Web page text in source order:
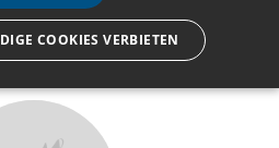
COOKIES VERBIETEN